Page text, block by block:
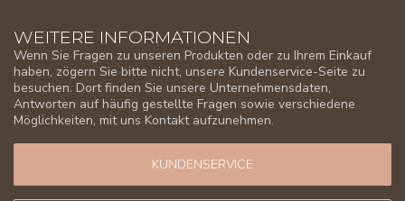
WEITERE INFORMATIONEN
Wenn Sie Fragen zu unseren Produkten oder zu Ihrem Einkauf
haben, zögern Sie bitte nicht, unsere Kundenservice-Seite zu
besuchen. Dort finden Sie unsere Unternehmensdaten,
Antworten auf häufig gestellte Fragen sowie verschiedene
Möglichkeiten, mit uns Kontakt aufzunehmen.
KUNDENSERVICE